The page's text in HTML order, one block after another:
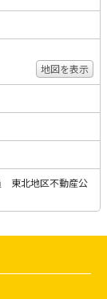
地図を表示
東北地区不動産公